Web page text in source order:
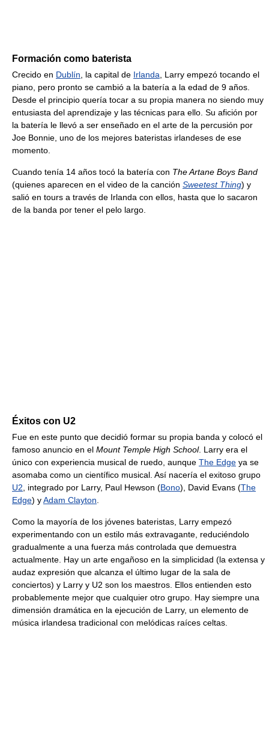
Formación como baterista
Crecido en Dublín , la capital de Irlanda , Larry empezó tocando el
piano, pero pronto se cambió a la batería a la edad de 9 años.
Desde el principio quería tocar a su propia manera no siendo muy
entusiasta del aprendizaje y las técnicas para ello. Su afición por
la batería le llevó a ser enseñado en el arte de la percusión por
Joe Bonnie, uno de los mejores bateristas irlandeses de ese
momento.
Cuando tenía 14 años tocó la batería con The Artane Boys Band
(quienes aparecen en el video de la canción Sweetest Thing) y
salió en tours a través de Irlanda con ellos, hasta que lo sacaron
de la banda por tener el pelo largo.
Éxitos con U2
Fue en este punto que decidió formar su propia banda y colocó el
famoso anuncio en el Mount Temple High School. Larry era el
único con experiencia musical de ruedo, aunque The Edge ya se
asomaba como un científico musical. Así nacería el exitoso grupo
U2 , integrado por Larry, Paul Hewson (Bono), David Evans (The
Edge) yAdam Clayton
Como la mayoría de los jóvenes bateristas, Larry empezó
experimentando con un estilo más extravagante, reduciéndolo
gradualmente a una fuerza más controlada que demuestra
actualmente. Hay un arte engañoso en la simplicidad (la extensa y
audaz expresión que alcanza el último lugar de la sala de
conciertos) y Larry y U2 son los maestros. Ellos entienden esto
probablemente mejor que cualquier otro grupo. Hay siempre una
dimensión dramática en la ejecución de Larry, un elemento de
música irlandesa tradicional con melódicas raíces celtas.